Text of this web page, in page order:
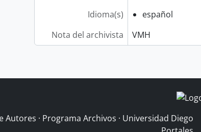
Idioma(s)
español
Nota del archivista
VMH
Autores · Programa Archivos · Universidad Diego